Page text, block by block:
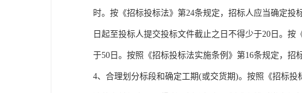
时。按《招标投标法》第24条规定，招标人应当确定
日起至投标人提交投标文件截止之日不得少于20日。
于50日。按照《招标投标法实施条例》第16条规定，招
4、合理划分标段和确定工期(或交货期)。按照《招标